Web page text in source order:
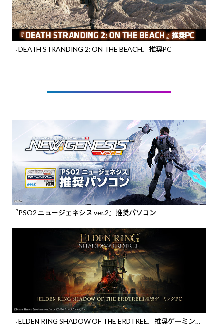
『DEATH STRANDING 2: ON THE BEACH』推奨PC
『PSO2 ニュージェネシス ver.2』推奨パソコン
『ELDEN RING SHADOW OF THE ERDTREE』推奨ゲーミング